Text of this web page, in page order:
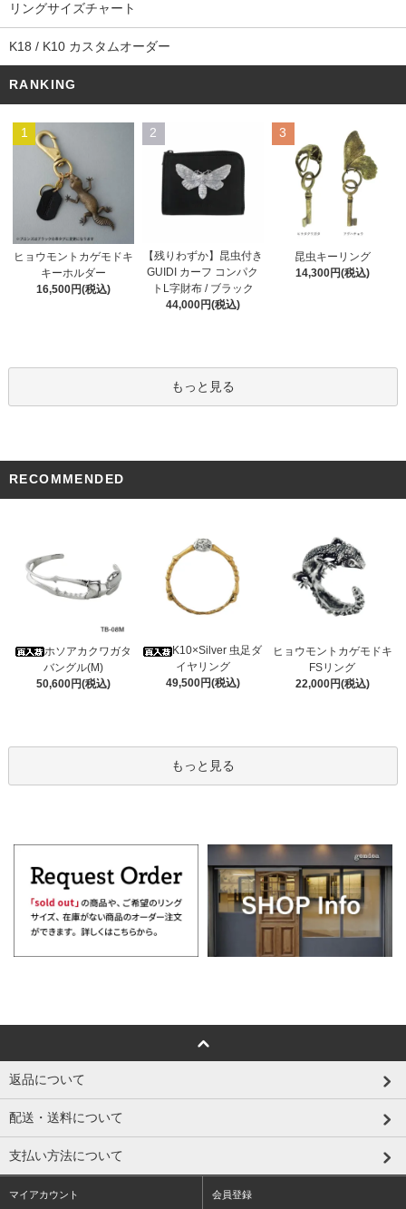
リングサイズチャート
K18 / K10 カスタムオーダー
RANKING
1
ヒョウモントカゲモドキ
キーホルダー
16,500円(税込)
2
【残りわずか】昆虫付き
GUIDI カーフ コンパク
トL字財布 / ブラック
44,000円(税込)
3
昆虫キーリング
14,300円(税込)
もっと見る
RECOMMENDED
ホソアカクワガタ
バングル(M)
50,600円(税込)
K10×Silver 虫足ダ
イヤリング
49,500円(税込)
ヒョウモントカゲモドキ
FSリング
22,000円(税込)
もっと見る
返品について
配送・送料について
支払い方法について
マイアカウント 会員登録